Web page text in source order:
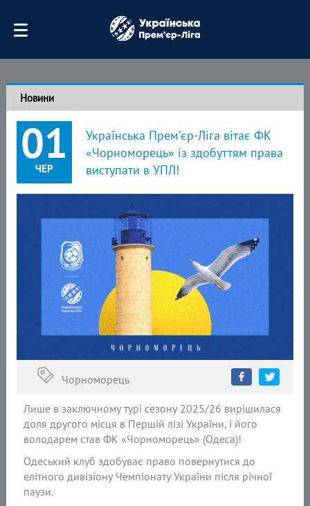
Новини
01
ЧЕР
Українська Прем’єр-Ліга вітає ФК
«Чорноморець» із здобуттям права
виступати в УПЛ!
Чорноморець
Лише в заключному турі сезону 2025/26 вирішилася
доля другого місця в Першій лізі України, і його
володарем став ФК «Чорноморець» (Одеса)!
Одеський клуб здобуває право повернутися до
елітного дивізіону Чемпіонату України після річної
паузи.